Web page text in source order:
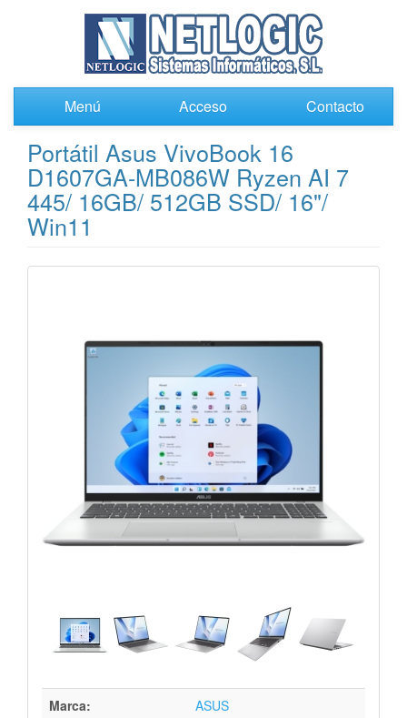
Menú Acceso Contacto
Portátil Asus VivoBook 16
D1607GA-MB086W Ryzen AI 7
445/ 16GB/ 512GB SSD/ 16"/
Win11
Marca:
ASUS